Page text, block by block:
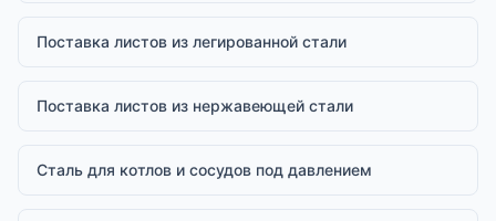
Поставка листов из легированной стали
Поставка листов из нержавеющей стали
Сталь для котлов и сосудов под давлением